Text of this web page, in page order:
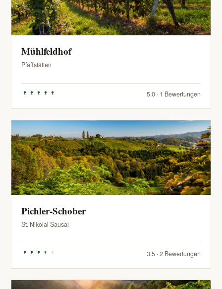
Mühlfeldhof
Pfaffstätten
5.0 · 1 Bewertungen
Pichler-Schober
St. Nikolai Sausal
3.5 · 2 Bewertungen